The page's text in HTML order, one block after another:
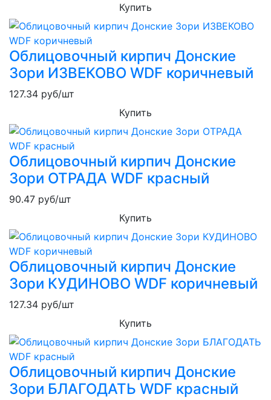
Купить
Облицовочный кирпич Донские
Зори ИЗВЕКОВО WDF коричневый
127.34 руб/шт
Купить
Облицовочный кирпич Донские
Зори ОТРАДА WDF красный
90.47 руб/шт
Купить
Облицовочный кирпич Донские
Зори КУДИНОВО WDF коричневый
127.34 руб/шт
Купить
Облицовочный кирпич Донские
Зори БЛАГОДАТЬ WDF красный